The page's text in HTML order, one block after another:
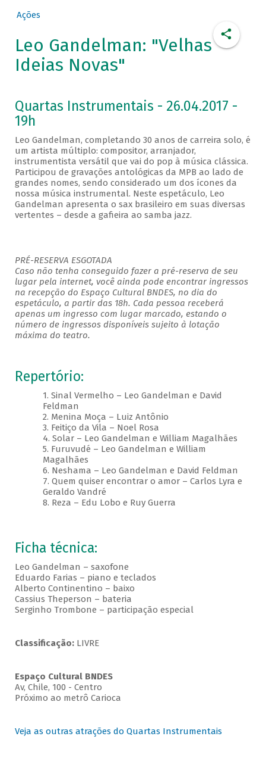
Ações
Leo Gandelman: "Velhas
Ideias Novas"
Quartas Instrumentais - 26.04.2017 -
19h
Leo Gandelman, completando 30 anos de carreira solo, é
um artista múltiplo: compositor, arranjador,
instrumentista versátil que vai do pop à música clássica.
Participou de gravações antológicas da MPB ao lado de
grandes nomes, sendo considerado um dos ícones da
nossa música instrumental. Neste espetáculo, Leo
Gandelman apresenta o sax brasileiro em suas diversas
vertentes – desde a gafieira ao samba jazz.
PRÉ-RESERVA ESGOTADA
Caso não tenha conseguido fazer a pré-reserva de seu
lugar pela internet, você ainda pode encontrar ingressos
na recepção do Espaço Cultural BNDES, no dia do
espetáculo, a partir das 18h. Cada pessoa receberá
apenas um ingresso com lugar marcado, estando o
número de ingressos disponíveis sujeito à lotação
máxima do teatro.
Repertório:
1. Sinal Vermelho – Leo Gandelman e David
Feldman
2. Menina Moça – Luiz Antônio
3. Feitiço da Vila – Noel Rosa
4. Solar – Leo Gandelman e William Magalhães
5. Furuvudé – Leo Gandelman e William
Magalhães
6. Neshama – Leo Gandelman e David Feldman
7. Quem quiser encontrar o amor – Carlos Lyra e
Geraldo Vandré
8. Reza – Edu Lobo e Ruy Guerra
Ficha técnica:
Leo Gandelman – saxofone
Eduardo Farias – piano e teclados
Alberto Continentino – baixo
Cassius Theperson – bateria
Serginho Trombone – participação especial
Classificação:LIVRE
Espaço Cultural BNDES
Av, Chile, 100 - Centro
Próximo ao metrô Carioca
Veja as outras atrações do Quartas Instrumentais